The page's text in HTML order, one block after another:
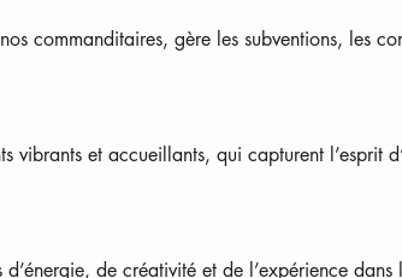
commanditaires, gère les subventions, les
vibrants et accueillants, qui capturent l’esprit
de créativité et de l’expérience dans